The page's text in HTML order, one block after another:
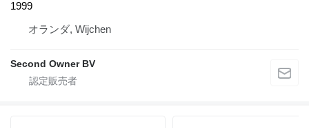
1999
オランダ, Wijchen
Second Owner BV